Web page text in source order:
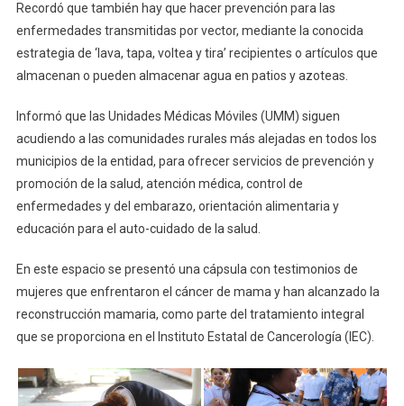
Recordó que también hay que hacer prevención para las
enfermedades transmitidas por vector, mediante la conocida
estrategia de ‘lava, tapa, voltea y tira’ recipientes o artículos que
almacenan o pueden almacenar agua en patios y azoteas.
Informó que las Unidades Médicas Móviles (UMM) siguen
acudiendo a las comunidades rurales más alejadas en todos los
municipios de la entidad, para ofrecer servicios de prevención y
promoción de la salud, atención médica, control de
enfermedades y del embarazo, orientación alimentaria y
educación para el auto-cuidado de la salud.
En este espacio se presentó una cápsula con testimonios de
mujeres que enfrentaron el cáncer de mama y han alcanzado la
reconstrucción mamaria, como parte del tratamiento integral
que se proporciona en el Instituto Estatal de Cancerología (IEC).